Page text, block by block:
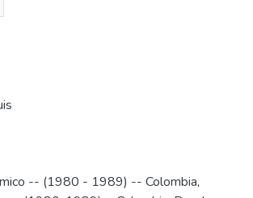
-- (1980 - 1989) -- Colombia,